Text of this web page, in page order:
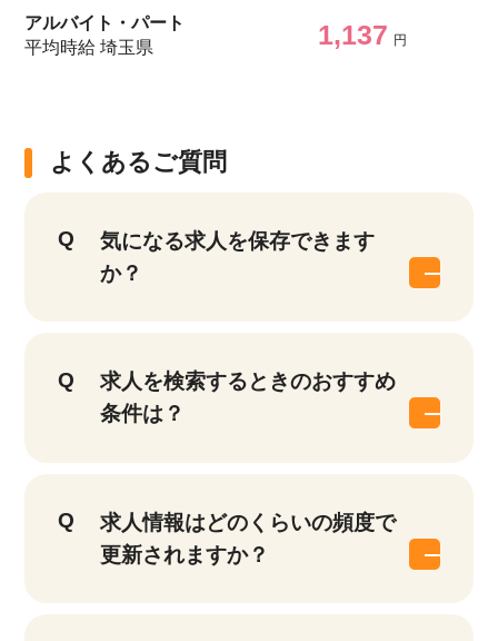
アルバイト・パート
平均時給 埼玉県
1,137 円
よくあるご質問
気になる求人を保存できます
か？
求人を検索するときのおすすめ
条件は？
求人情報はどのくらいの頻度で
更新されますか？